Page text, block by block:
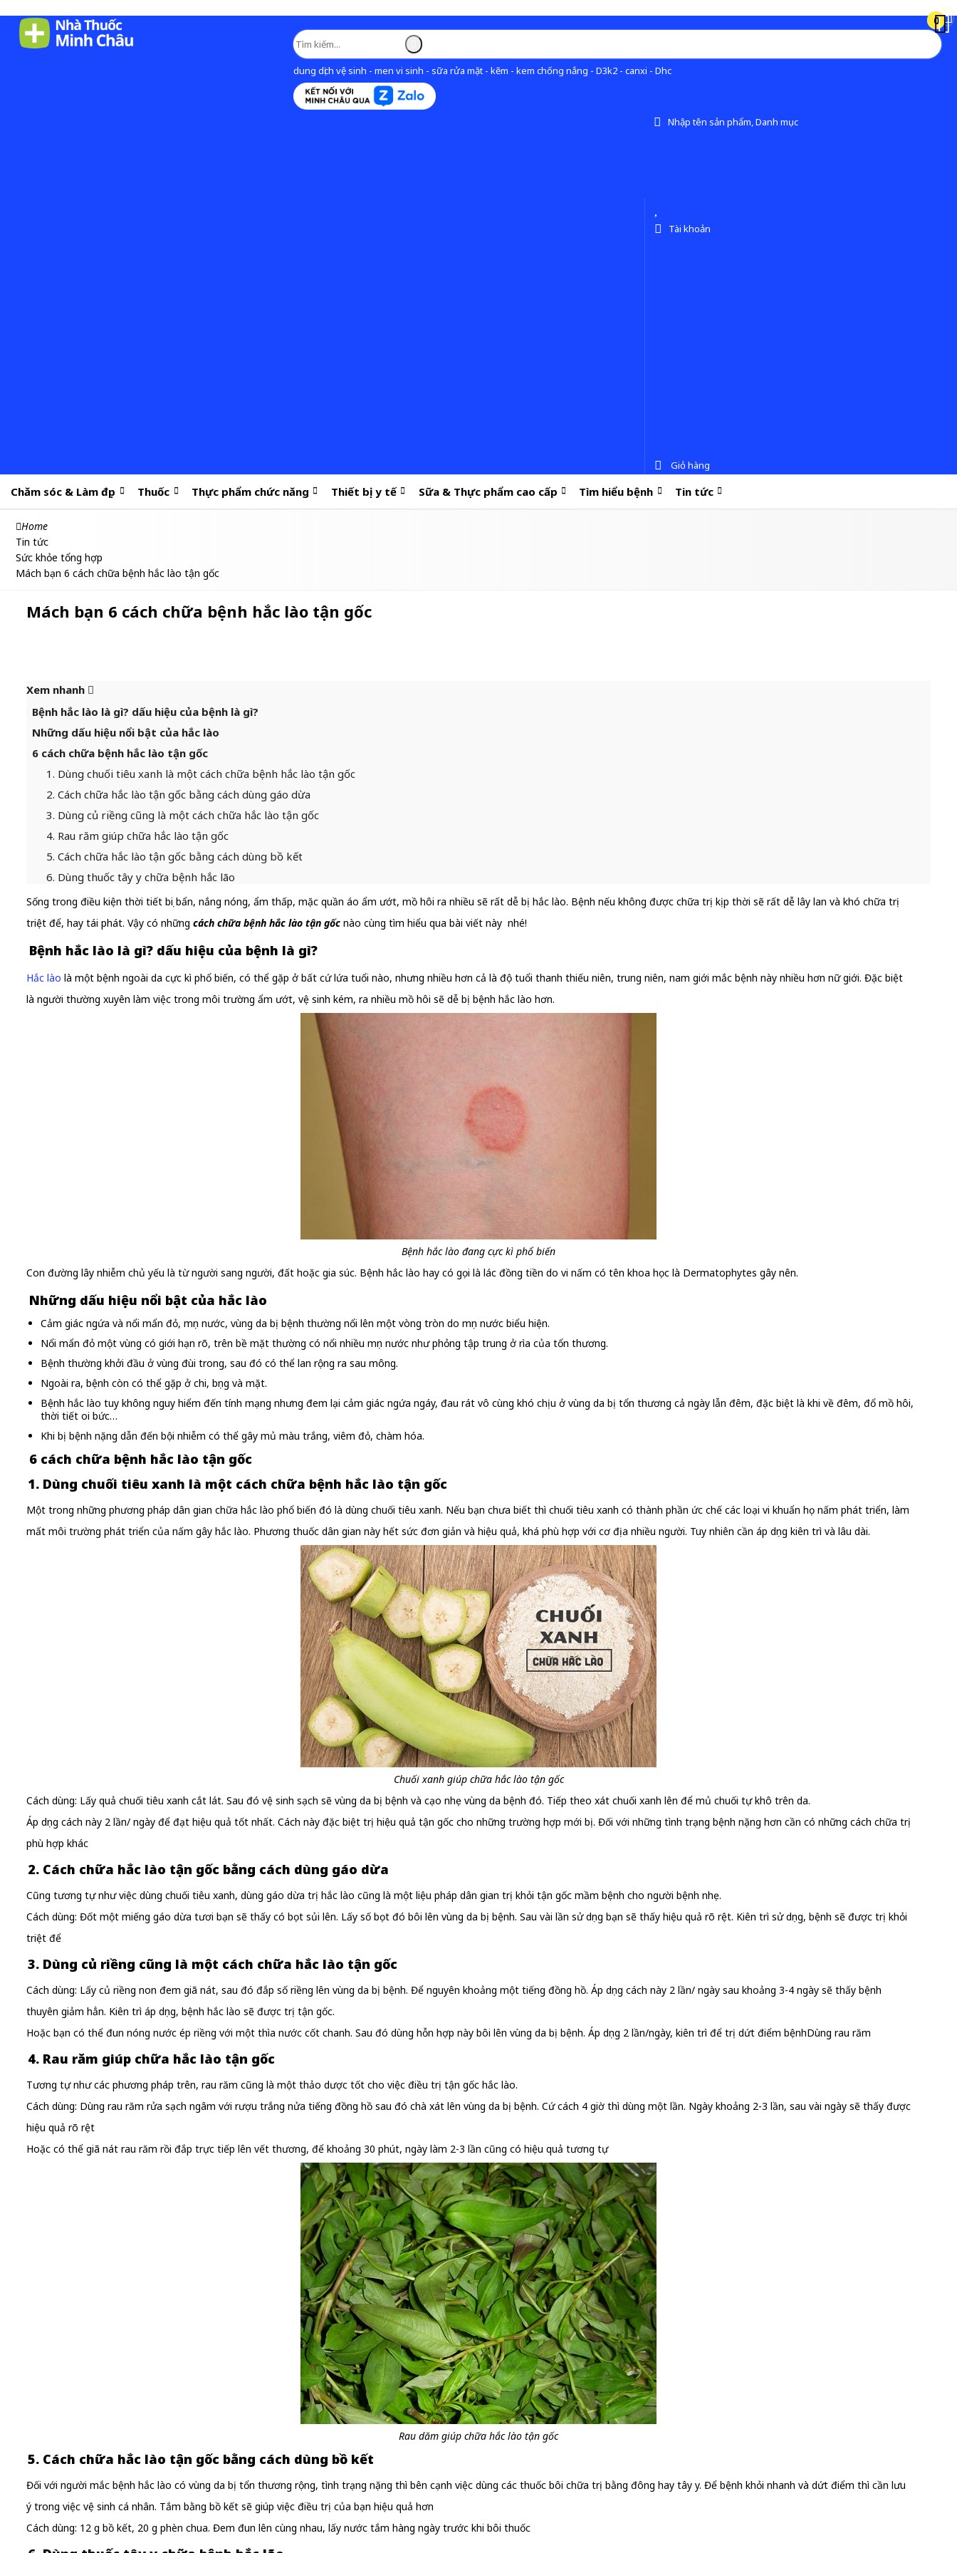
dung dịch vệ sinh - men vi sinh - sữa rửa mặt - kẽm - kem chống nắng - D3k2 - canxi - Dhc
Nhập tên sản phẩm, Danh mục
0
Tài khoản
0
Giỏ hàng
Chăm sóc & Làm đẹp Thuốc Thực phẩm chức năng Thiết bị y tế Sữa & Thực phẩm cao cấp Tìm hiểu bệnh Tin tức
Home
Tin tức
Sức khỏe tổng hợp
Mách bạn 6 cách chữa bệnh hắc lào tận gốc
Mách bạn 6 cách chữa bệnh hắc lào tận gốc
Xem nhanh
Bệnh hắc lào là gì? dấu hiệu của bệnh là gì?
Những dấu hiệu nổi bật của hắc lào
6 cách chữa bệnh hắc lào tận gốc
1. Dùng chuối tiêu xanh là một cách chữa bệnh hắc lào tận gốc
2. Cách chữa hắc lào tận gốc bằng cách dùng gáo dừa
3. Dùng củ riềng cũng là một cách chữa hắc lào tận gốc
4. Rau răm giúp chữa hắc lào tận gốc
5. Cách chữa hắc lào tận gốc bằng cách dùng bồ kết
6. Dùng thuốc tây y chữa bệnh hắc lão
Sống trong điều kiện thời tiết bụi bẩn, nắng nóng, ẩm thấp, mặc quần áo ẩm ướt, mồ hôi ra nhiều sẽ rất dễ bị hắc lào. Bệnh nếu không được chữa trị kịp thời sẽ rất dễ lây lan và khó chữa trị
triệt để, hay tái phát. Vậy có những cách chữa bệnh hắc lào tận gốc nào cùng tìm hiểu qua bài viết này nhé!
Bệnh hắc lào là gì? dấu hiệu của bệnh là gì?
Hắc lào là một bệnh ngoài da cực kì phổ biến, có thể gặp ở bất cứ lứa tuổi nào, nhưng nhiều hơn cả là độ tuổi thanh thiếu niên, trung niên, nam giới mắc bệnh này nhiều hơn nữ giới. Đặc biệt
là người thường xuyên làm việc trong môi trường ẩm ướt, vệ sinh kém, ra nhiều mồ hôi sẽ dễ bị bệnh hắc lào hơn.
Bệnh hắc lào đang cực kì phổ biến
Con đường lây nhiễm chủ yếu là từ người sang người, đất hoặc gia súc. Bệnh hắc lào hay có gọi là lác đồng tiền do vi nấm có tên khoa học là Dermatophytes gây nên.
Những dấu hiệu nổi bật của hắc lào
Cảm giác ngứa và nổi mẩn đỏ, mụn nước, vùng da bị bệnh thường nổi lên một vòng tròn do mụn nước biểu hiện.
Nổi mẩn đỏ một vùng có giới hạn rõ, trên bề mặt thường có nổi nhiều mụn nước như phỏng tập trung ở rìa của tổn thương.
Bệnh thường khởi đầu ở vùng đùi trong, sau đó có thể lan rộng ra sau mông.
Ngoài ra, bệnh còn có thể gặp ở chi, bụng và mặt.
Bệnh hắc lào tuy không nguy hiểm đến tính mạng nhưng đem lại cảm giác ngứa ngáy, đau rát vô cùng khó chịu ở vùng da bị tổn thương cả ngày lẫn đêm, đặc biệt là khi về đêm, đổ mồ hôi,
thời tiết oi bức…
Khi bị bệnh nặng dẫn đến bội nhiễm có thể gây mủ màu trắng, viêm đỏ, chàm hóa.
6 cách chữa bệnh hắc lào tận gốc
1. Dùng chuối tiêu xanh là một cách chữa bệnh hắc lào tận gốc
Một trong những phương pháp dân gian chữa hắc lào phổ biến đó là dùng chuối tiêu xanh. Nếu bạn chưa biết thì chuối tiêu xanh có thành phần ức chế các loại vi khuẩn họ nấm phát triển, làm
mất môi trường phát triển của nấm gây hắc lào. Phương thuốc dân gian này hết sức đơn giản và hiệu quả, khá phù hợp với cơ địa nhiều người. Tuy nhiên cần áp dụng kiên trì và lâu dài.
Chuối xanh giúp chữa hắc lào tận gốc
Cách dùng: Lấy quả chuối tiêu xanh cắt lát. Sau đó vệ sinh sạch sẽ vùng da bị bệnh và cạo nhẹ vùng da bệnh đó. Tiếp theo xát chuối xanh lên để mủ chuối tự khô trên da.
Áp dụng cách này 2 lần/ ngày để đạt hiệu quả tốt nhất. Cách này đặc biệt trị hiệu quả tận gốc cho những trường hợp mới bị. Đối với những tình trạng bệnh nặng hơn cần có những cách chữa trị
phù hợp khác
2. Cách chữa hắc lào tận gốc bằng cách dùng gáo dừa
Cũng tương tự như việc dùng chuối tiêu xanh, dùng gáo dừa trị hắc lào cũng là một liệu pháp dân gian trị khỏi tận gốc mầm bệnh cho người bệnh nhẹ.
Cách dùng: Đốt một miếng gáo dừa tươi bạn sẽ thấy có bọt sủi lên. Lấy số bọt đó bôi lên vùng da bị bệnh. Sau vài lần sử dụng bạn sẽ thấy hiệu quả rõ rệt. Kiên trì sử dụng, bệnh sẽ được trị khỏi
triệt để
3. Dùng củ riềng cũng là một cách chữa hắc lào tận gốc
Cách dùng: Lấy củ riềng non đem giã nát, sau đó đắp số riềng lên vùng da bị bệnh. Để nguyên khoảng một tiếng đồng hồ. Áp dụng cách này 2 lần/ ngày sau khoảng 3-4 ngày sẽ thấy bệnh
thuyên giảm hẳn. Kiên trì áp dụng, bệnh hắc lào sẽ được trị tận gốc.
Hoặc bạn có thể đun nóng nước ép riềng với một thìa nước cốt chanh. Sau đó dùng hỗn hợp này bôi lên vùng da bị bệnh. Áp dụng 2 lần/ngày, kiên trì để trị dứt điểm bệnhDùng rau răm
4. Rau răm giúp chữa hắc lào tận gốc
Tương tự như các phương pháp trên, rau răm cũng là một thảo dược tốt cho việc điều trị tận gốc hắc lào.
Cách dùng: Dùng rau răm rửa sạch ngâm với rượu trắng nửa tiếng đồng hồ sau đó chà xát lên vùng da bị bệnh. Cứ cách 4 giờ thì dùng một lần. Ngày khoảng 2-3 lần, sau vài ngày sẽ thấy được
hiệu quả rõ rệt
Hoặc có thể giã nát rau răm rồi đắp trực tiếp lên vết thương, để khoảng 30 phút, ngày làm 2-3 lần cũng có hiệu quả tương tự
Rau dăm giúp chữa hắc lào tận gốc
5. Cách chữa hắc lào tận gốc bằng cách dùng bồ kết
Đối với người mắc bệnh hắc lào có vùng da bị tổn thương rộng, tình trạng nặng thì bên cạnh việc dùng các thuốc bôi chữa trị bằng đông hay tây y. Để bệnh khỏi nhanh và dứt điểm thì cần lưu
ý trong việc vệ sinh cá nhân. Tắm bằng bồ kết sẽ giúp việc điều trị của bạn hiệu quả hơn
Cách dùng: 12 g bồ kết, 20 g phèn chua. Đem đun lên cùng nhau, lấy nước tắm hàng ngày trước khi bôi thuốc